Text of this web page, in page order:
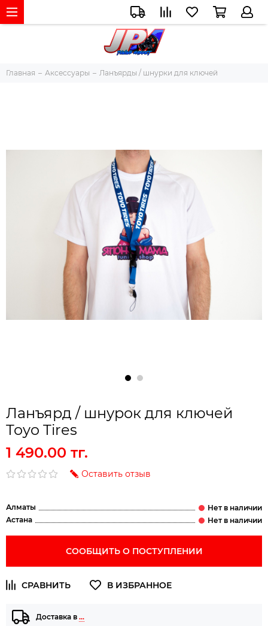
Главная Аксессуары Ланъярды / шнурки для ключей
Ланъярд / шнурок для ключей
Toyo Tires
1 490.00 тг.
Оставить отзыв
Алматы
Астана
СООБЩИТЬ О ПОСТУПЛЕНИИ
Доставка в …